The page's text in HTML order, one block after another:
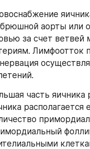
аорты или
за счет ветвей
Лимфоотток
часть